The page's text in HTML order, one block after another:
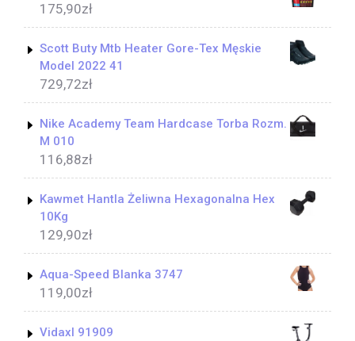
175,90zł
Scott Buty Mtb Heater Gore-Tex Męskie
Model 2022 41
729,72zł
Nike Academy Team Hardcase Torba Rozm.
M 010
116,88zł
Kawmet Hantla Żeliwna Hexagonalna Hex
10Kg
129,90zł
Aqua-Speed Blanka 3747
119,00zł
Vidaxl 91909